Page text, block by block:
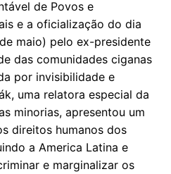
de Povos e
e a oficialização do dia
maio) pelo ex-presidente
das comunidades ciganas
por invisibilidade e
uma relatora especial da
minorias, apresentou um
direitos humanos dos
a America Latina e
e marginalizar os